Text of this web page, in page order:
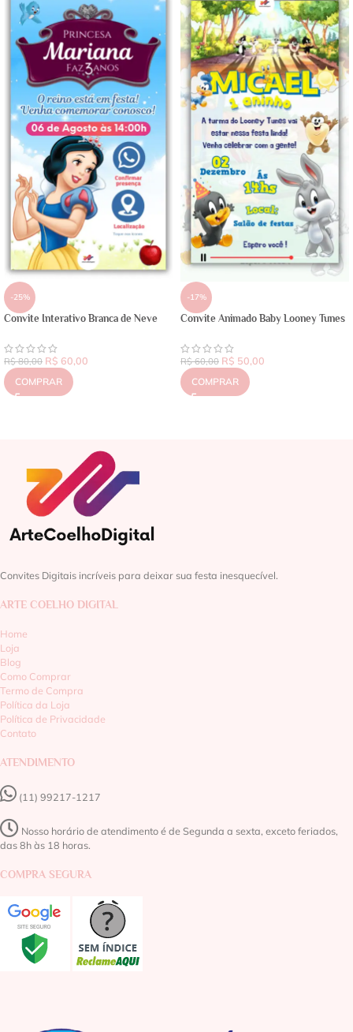
-25%
Convite Interativo Branca de Neve
R$80,00 R$ 60,00
COMPRAR
-17%
Convite Animado Baby Looney Tunes
R$60,00 R$ 50,00
COMPRAR
Convites Digitais incríveis para deixar sua festa inesquecível.
ARTE COELHO DIGITAL
Home
Loja
Blog
Como Comprar
Termo de Compra
Política da Loja
Política de Privacidade
Contato
ATENDIMENTO
(11) 99217-1217‬
Nosso horário de atendimento é de Segunda a sexta, exceto feriados,
das 8h às 18 horas.
COMPRA SEGURA